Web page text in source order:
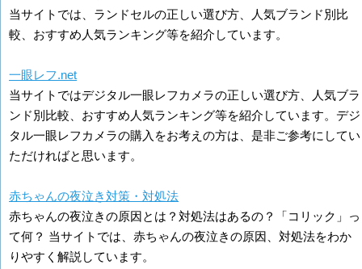
当サイトでは、ランドセルの正しい選び方、人気ブランド別比
較、おすすめ人気ランキング等を紹介しています。
一眼レフ.net
当サイトではデジタル一眼レフカメラの正しい選び方、人気ブラ
ンド別比較、おすすめ人気ランキング等を紹介しています。デジ
タル一眼レフカメラの購入をお考えの方は、是非ご参考にしてい
ただければと思います。
赤ちゃんの夜泣き対策・対処法
赤ちゃんの夜泣きの原因とは？対処法はあるの？「コリック」っ
て何？ 当サイトでは、赤ちゃんの夜泣きの原因、対処法をわか
りやすく解説しています。